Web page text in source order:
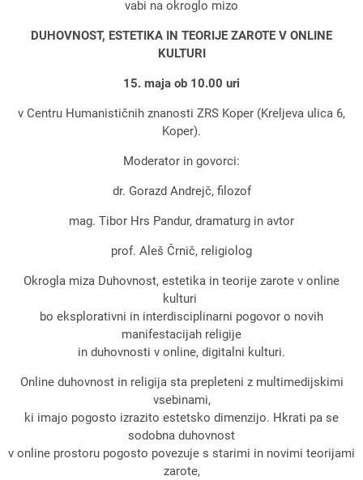
vabi na okroglo mizo
DUHOVNOST, ESTETIKA IN TEORIJE ZAROTE V ONLINE
KULTURI
15. maja ob 10.00 uri
v Centru Humanističnih znanosti ZRS Koper (Kreljeva ulica 6,
Koper).
Moderator in govorci:
dr. Gorazd Andrejč, filozof
mag. Tibor Hrs Pandur, dramaturg in avtor
prof. Aleš Črnič, religiolog
Okrogla miza Duhovnost, estetika in teorije zarote v online
kulturi
bo eksplorativni in interdisciplinarni pogovor o novih
manifestacijah religije
in duhovnosti v online, digitalni kulturi.
Online duhovnost in religija sta prepleteni z multimedijskimi
vsebinami,
ki imajo pogosto izrazito estetsko dimenzijo. Hkrati pa se
sodobna duhovnost
v online prostoru pogosto povezuje s starimi in novimi teorijami
zarote,